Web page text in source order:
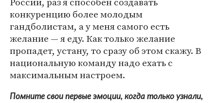
конкуренцию более молодым
гандболистам, а у меня самого есть
желание — я еду. Как только желание
пропадет, устану, то сразу об этом скажу. В
национальную команду надо ехать с
максимальным настроем.
Помните свои первые эмоции, когда только узнали,